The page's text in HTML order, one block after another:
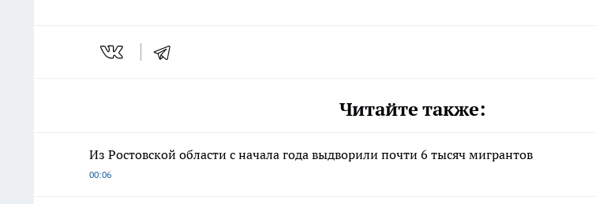
Читайте также:
Из Ростовской области с начала года выдворили почти 6 тысяч мигрантов
00:06